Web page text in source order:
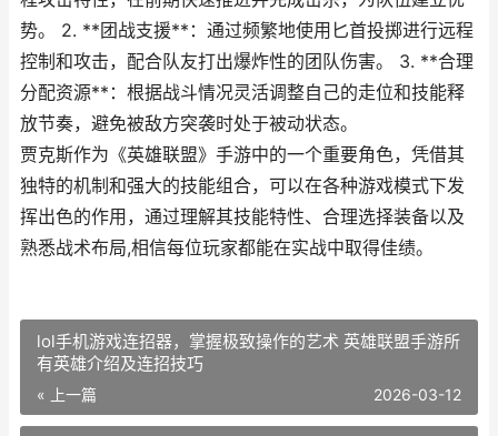
势。 2. **团战支援**：通过频繁地使用匕首投掷进行远程
控制和攻击，配合队友打出爆炸性的团队伤害。 3. **合理
分配资源**：根据战斗情况灵活调整自己的走位和技能释
放节奏，避免被敌方突袭时处于被动状态。
贾克斯作为《英雄联盟》手游中的一个重要角色，凭借其
独特的机制和强大的技能组合，可以在各种游戏模式下发
挥出色的作用，通过理解其技能特性、合理选择装备以及
熟悉战术布局,相信每位玩家都能在实战中取得佳绩。
lol手机游戏连招器，掌握极致操作的艺术 英雄联盟手游所
有英雄介绍及连招技巧
« 上一篇 2026-03-12